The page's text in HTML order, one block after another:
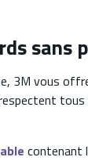
sans
3M vous
tous
contenant